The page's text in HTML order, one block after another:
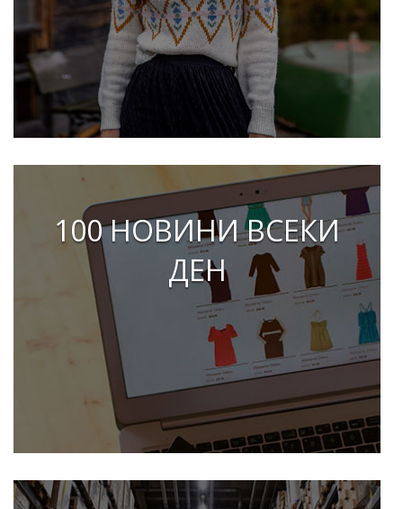
100 НОВИНИ ВСЕКИ
ДЕН